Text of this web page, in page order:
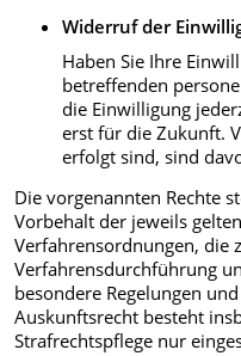
Widerruf der
Haben Sie Ihre
betreffenden
die Einwilligung
erst für die Zukunft.
erfolgt sind, sind
Die vorgenannten Rechte
Vorbehalt der jeweils
Verfahrensordnungen, die
Verfahrensdurchführung
besondere Regelungen
Auskunftsrecht besteht
Strafrechtspflege nur